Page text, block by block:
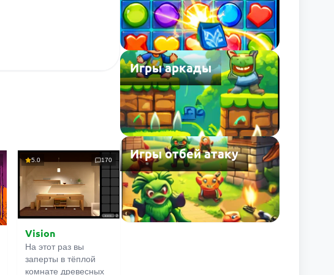
5.0 170
Vision
На этот раз вы
заперты в тёплой
комнате древесных
Игры аркады
Игры отбей атаку